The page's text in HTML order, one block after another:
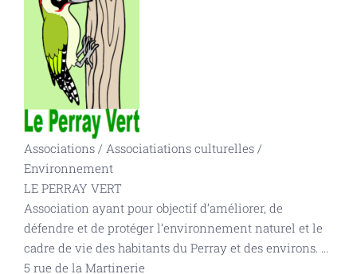
Associations / Associatiations culturelles /
Environnement
LE PERRAY VERT
Association ayant pour objectif d’améliorer, de
défendre et de protéger l’environnement naturel et le
cadre de vie des habitants du Perray et des environs. ...
5 rue de la Martinerie